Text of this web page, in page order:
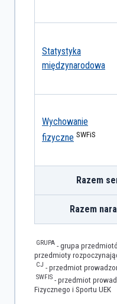
Statystyka
międzynarodowa
Wychowanie
fizyczne SWFiS
Razem
Razem
GRUPA - grupa
przedmioty
CJ - przedmiot
SWFIS - przedmiot
Fizycznego i Sportu UEK